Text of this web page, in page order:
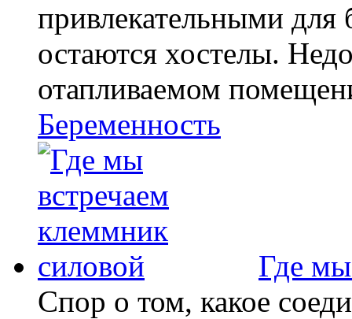
привлекательными
остаются хостелы.
отапливаемом
Беременность
Где
Спор о том, какое